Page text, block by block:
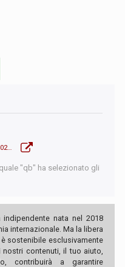
"qb" ha selezionato gli
indipendente nata nel 2018
internazionale. Ma la libera
sostenibile esclusivamente
contenuti, il tuo aiuto,
contribuirà a garantire